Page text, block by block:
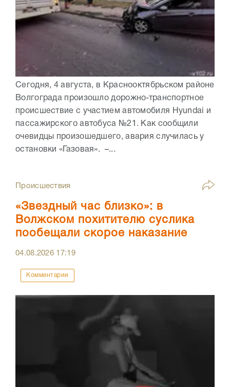
Сегодня, 4 августа, в Краснооктябрьском районе
Волгограда произошло дорожно-транспортное
происшествие с участием автомобиля Hyundai и
пассажирского автобуса №21. Как сообщили
очевидцы произошедшего, авария случилась у
остановки «Газовая». –...
Происшествия
«Звездный час близко»: в
Волжском похитителю суслика
пообещали скорое наказание
04.08.2026 17:19
Комментарии